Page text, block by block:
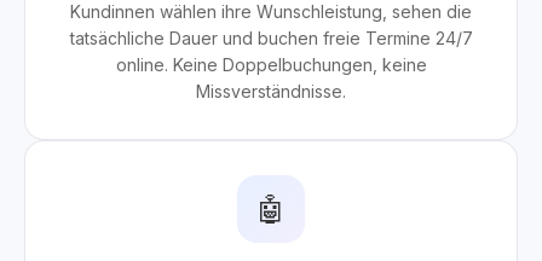
Kundinnen wählen ihre Wunschleistung, sehen die
tatsächliche Dauer und buchen freie Termine 24/7
online. Keine Doppelbuchungen, keine
Missverständnisse.
🤖